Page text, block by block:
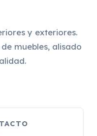
y exteriores.
muebles, alisado